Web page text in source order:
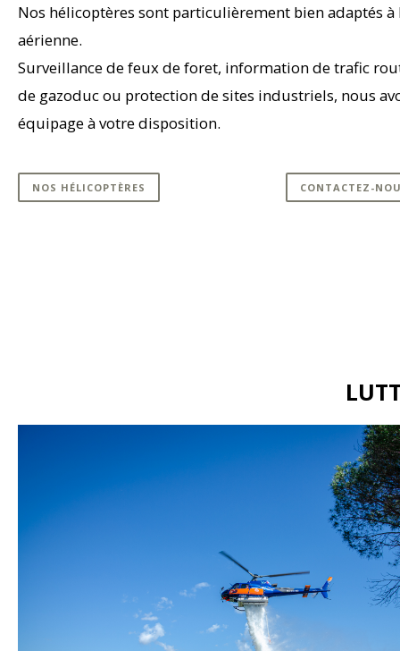
Nos hélicoptères sont particulièrement bien adaptés à
aérienne.
Surveillance de feux de foret, information de trafic
de gazoduc ou protection de sites industriels, nous
équipage à votre disposition.
NOS HÉLICOPTÈRES CONTACTEZ-